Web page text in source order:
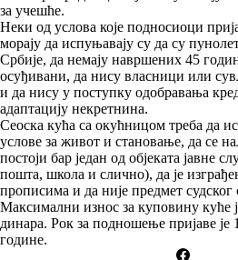
за учешће.
Неки од услова које подносиоци
морају да испуњавају су да су
Србије, да немају навршених 45
осуђивани, да нису власници или
и да нису у поступку одобравања
адаптацију некретнина.
Сеоска кућа са окућницом треба да
услове за живот и становање, да се
постоји бар један од објеката јавне
пошта, школа и слично), да је
прописима и да није предмет судског
Максимални износ за куповину куће
динара. Рок за подношење пријаве је
године.